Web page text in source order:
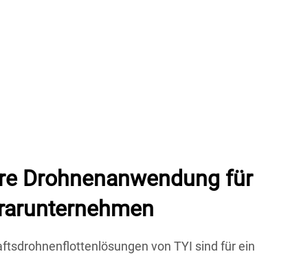
Drohnenanwendung für
von TYI sind für ein